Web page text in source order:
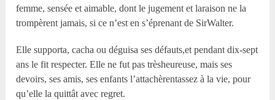
femme, sensée et aimable, dont le jugement et laraison ne la
trompèrent jamais, si ce n’est en s’éprenant de SirWalter.
Elle supporta, cacha ou déguisa ses défauts,et pendant dix-sept
ans le fit respecter. Elle ne fut pas trèsheureuse, mais ses
devoirs, ses amis, ses enfants l’attachèrentassez à la vie, pour
qu’elle la quittât avec regret.